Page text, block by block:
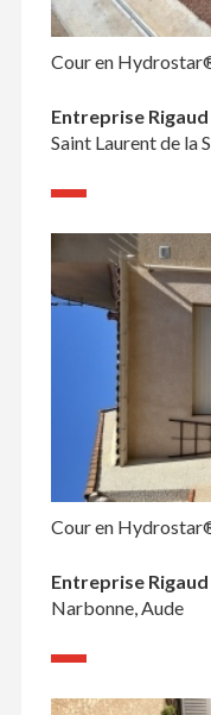
Cour en
Entreprise Rigaud
Saint Laurent de la
Cour en
Entreprise Rigaud
Narbonne, Aude